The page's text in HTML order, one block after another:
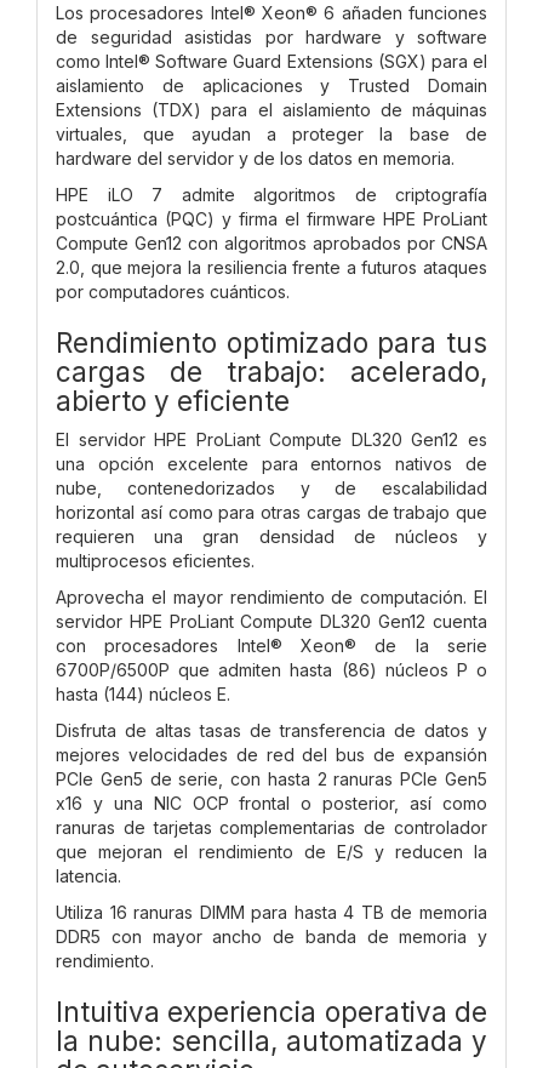
Los procesadores Intel® Xeon® 6 añaden funciones
de seguridad asistidas por hardware y software
como Intel® Software Guard Extensions (SGX) para el
aislamiento de aplicaciones y Trusted Domain
Extensions (TDX) para el aislamiento de máquinas
virtuales, que ayudan a proteger la base de
hardware del servidor y de los datos en memoria.
HPE iLO 7 admite algoritmos de criptografía
postcuántica (PQC) y firma el firmware HPE ProLiant
Compute Gen12 con algoritmos aprobados por CNSA
2.0, que mejora la resiliencia frente a futuros ataques
por computadores cuánticos.
Rendimiento optimizado para tus
cargas de trabajo: acelerado,
abierto y eficiente
El servidor HPE ProLiant Compute DL320 Gen12 es
una opción excelente para entornos nativos de
nube, contenedorizados y de escalabilidad
horizontal así como para otras cargas de trabajo que
requieren una gran densidad de núcleos y
multiprocesos eficientes.
Aprovecha el mayor rendimiento de computación. El
servidor HPE ProLiant Compute DL320 Gen12 cuenta
con procesadores Intel® Xeon® de la serie
6700P/6500P que admiten hasta (86) núcleos P o
hasta (144) núcleos E.
Disfruta de altas tasas de transferencia de datos y
mejores velocidades de red del bus de expansión
PCIe Gen5 de serie, con hasta 2 ranuras PCIe Gen5
x16 y una NIC OCP frontal o posterior, así como
ranuras de tarjetas complementarias de controlador
que mejoran el rendimiento de E/S y reducen la
latencia.
Utiliza 16 ranuras DIMM para hasta 4 TB de memoria
DDR5 con mayor ancho de banda de memoria y
rendimiento.
Intuitiva experiencia operativa de
la nube: sencilla, automatizada y